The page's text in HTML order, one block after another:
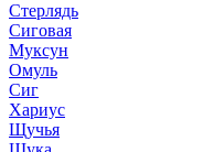
Стерлядь
Сиговая
Муксун
Омуль
Сиг
Хариус
Щучья